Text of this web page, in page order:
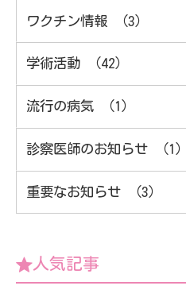
ワクチン情報 （3）
学術活動 （42）
流行の病気 （1）
診察医師のお知らせ （1）
重要なお知らせ （3）
人気記事